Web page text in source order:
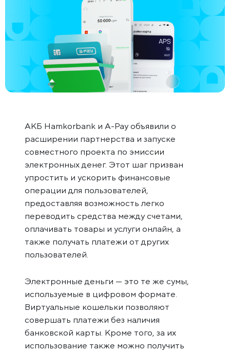
АКБ Hamkorbank и A-Pay объявили о
расширении партнерства и запуске
совместного проекта по эмиссии
электронных денег. Этот шаг призван
упростить и ускорить финансовые
операции для пользователей,
предоставляя возможность легко
переводить средства между счетами,
оплачивать товары и услуги онлайн, а
также получать платежи от других
пользователей.
Электронные деньги — это те же сумы,
используемые в цифровом формате.
Виртуальные кошельки позволяют
совершать платежи без наличия
банковской карты. Кроме того, за их
использование также можно получить